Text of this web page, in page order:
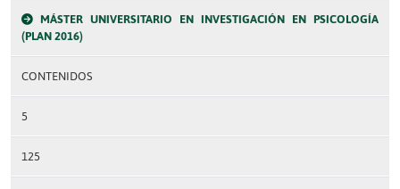
MÁSTER UNIVERSITARIO EN INVESTIGACIÓN EN PSICOLOGÍA
(PLAN 2016)
CONTENIDOS
5
125